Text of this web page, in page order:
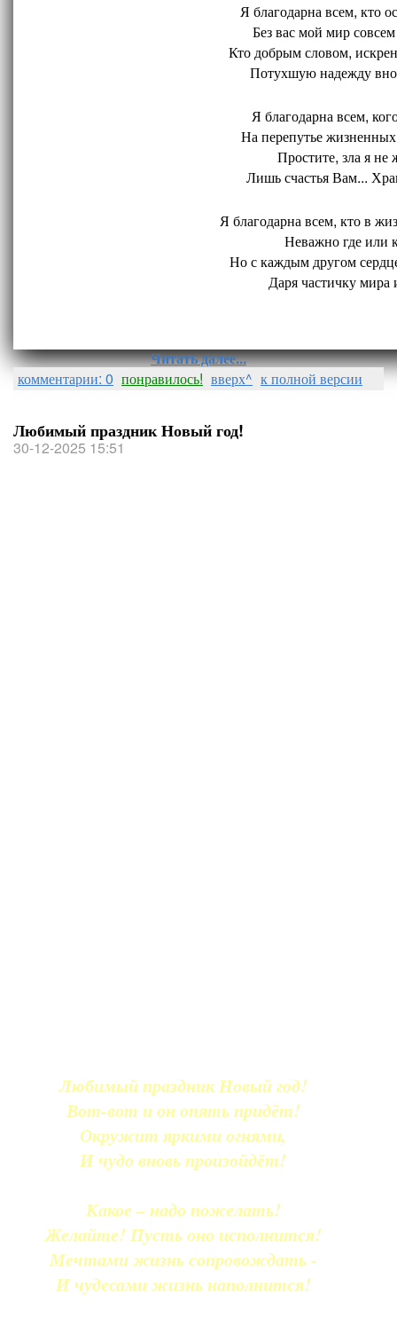
Я благодарна всем, кто
Без вас мой мир
Кто добрым словом,
Потухшую надежду
Я благодарна всем,
На перепутье
Простите, зла я не
Лишь счастья Вам...
Я благодарна всем, кто в
Неважно где или
Но с каждым другом
Даря частичку мира
Читать далее...
комментарии: 0 понравилось! вверх^ к полной версии
Любимый праздник Новый год!
30-12-2025 15:51
Любимый праздник Новый год!
Вот-вот и он опять придёт!
Окружит яркими огнями,
И чудо вновь произойдёт!
Какое – надо пожелать!
Желайте! Пусть оно исполнится!
Мечтами жизнь сопровождать -
И чудесами жизнь наполнится!